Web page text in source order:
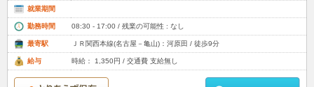
就業期間
勤務時間 08:30 - 17:00 / 残業の可能性 : なし
最寄駅 ＪＲ関西本線(名古屋－亀山)：河原田 / 徒歩9分
給与 時給： 1,350円 / 交通費 支給無し